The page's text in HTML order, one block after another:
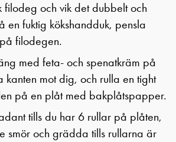
filodeg och vik det dubbelt och
en fuktig kökshandduk, pensla
filodegen.
med feta- och spenatkräm på
kanten mot dig, och rulla en tight
på en plåt med bakplåtspapper.
tills du har 6 rullar på plåten,
smör och grädda tills rullarna är